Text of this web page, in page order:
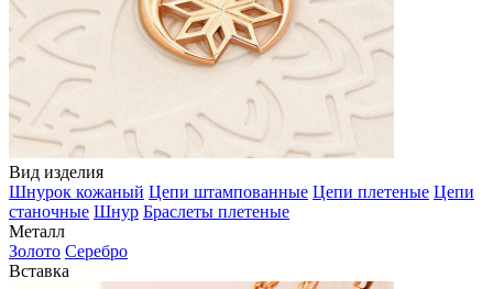
Вид изделия
Шнурок кожаный Цепи штампованные Цепи плетеные Цепи
станочные Шнур Браслеты плетеные
Металл
Золото Серебро
Вставка